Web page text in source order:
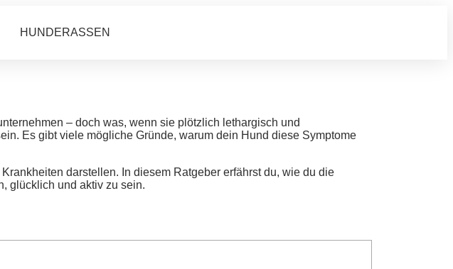
HUNDERASSEN
– doch was, wenn sie plötzlich lethargisch und
Es gibt viele mögliche Gründe, warum dein Hund diese Symptome
darstellen. In diesem Ratgeber erfährst du, wie du die
glücklich und aktiv zu sein.